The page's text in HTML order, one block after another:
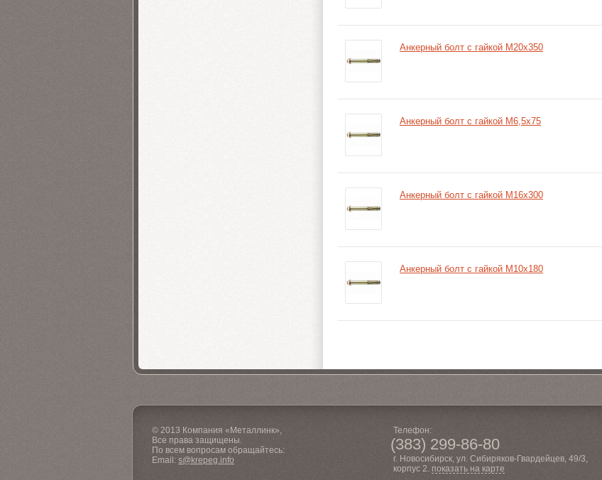
Анкерный болт с гайкой М20х350
Анкерный болт с гайкой М6,5х75
Анкерный болт с гайкой М16х300
Анкерный болт с гайкой М10х180
© 2013 Компания «Металлинк»,
Все права защищены.
По всем вопросам обращайтесь:
Email: s@krepeg.info
Телефон:
(383) 299-86-80
г. Новосибирск, ул. Сибиряков-Гвардейцев, 49/3,
корпус 2. показать на карте